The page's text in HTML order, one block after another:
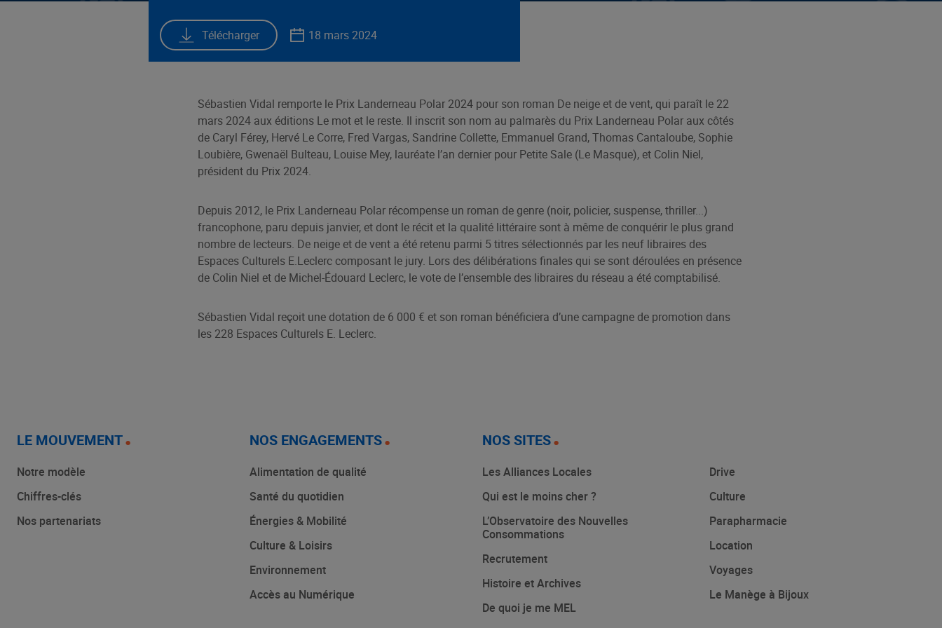
Télécharger 18 mars 2024
Sébastien Vidal remporte le Prix Landerneau Polar 2024 pour son roman De neige et de vent, qui paraît le 22
mars 2024 aux éditions Le mot et le reste. Il inscrit son nom au palmarès du Prix Landerneau Polar aux côtés
de Caryl Férey, Hervé Le Corre, Fred Vargas, Sandrine Collette, Emmanuel Grand, Thomas Cantaloube, Sophie
Loubière, Gwenaël Bulteau, Louise Mey, lauréate l’an dernier pour Petite Sale (Le Masque), et Colin Niel,
président du Prix 2024.
Depuis 2012, le Prix Landerneau Polar récompense un roman de genre (noir, policier, suspense, thriller...)
francophone, paru depuis janvier, et dont le récit et la qualité littéraire sont à même de conquérir le plus grand
nombre de lecteurs. De neige et de vent a été retenu parmi 5 titres sélectionnés par les neuf libraires des
Espaces Culturels E.Leclerc composant le jury. Lors des délibérations finales qui se sont déroulées en présence
de Colin Niel et de Michel-Édouard Leclerc, le vote de l’ensemble des libraires du réseau a été comptabilisé.
Sébastien Vidal reçoit une dotation de 6 000 € et son roman bénéficiera d’une campagne de promotion dans
les 228 Espaces Culturels E. Leclerc.
LE MOUVEMENT
Notre modèle
Chiffres-clés
Nos partenariats
NOS ENGAGEMENTS
Alimentation de qualité
Santé du quotidien
Énergies & Mobilité
Culture & Loisirs
Environnement
Accès au Numérique
NOS SITES
Les Alliances Locales
Qui est le moins cher ?
L’Observatoire des Nouvelles
Consommations
Recrutement
Histoire et Archives
De quoi je me MEL
Drive
Culture
Parapharmacie
Location
Voyages
Le Manège à Bijoux